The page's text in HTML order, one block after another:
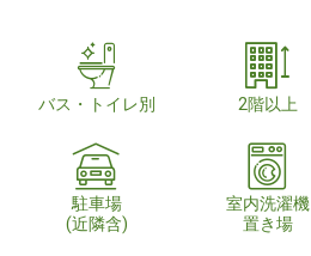
バス・トイレ別 2階以上
駐車場
(近隣含)
室内洗濯機
置き場